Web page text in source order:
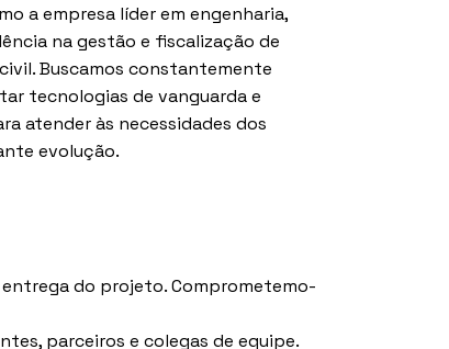
a empresa líder em engenharia,
na gestão e fiscalização de
Buscamos constantemente
tecnologias de vanguarda e
atender às necessidades dos
evolução.
entrega do projeto. Comprometemo-
parceiros e colegas de equipe.